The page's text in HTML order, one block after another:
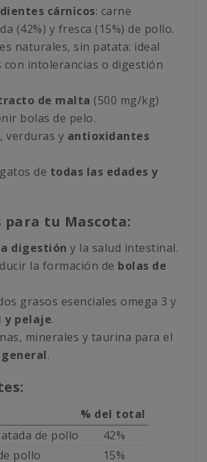
cárnicos: carne
(42%) y fresca (15%) de pollo.
naturales, sin patata: ideal
con intolerancias o digestión
de malta (500 mg/kg)
bolas de pelo.
verduras y antioxidantes
de todas las edades y
para tu Mascota:
digestión y la salud intestinal.
la formación de bolas de
grasos esenciales omega 3 y
y pelaje.
minerales y taurina para el
.
% del total
de pollo
42%
pollo
15%